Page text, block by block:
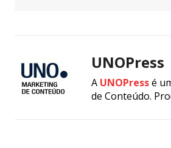
UNOPress
A UNOPressé
de Conteúdo.